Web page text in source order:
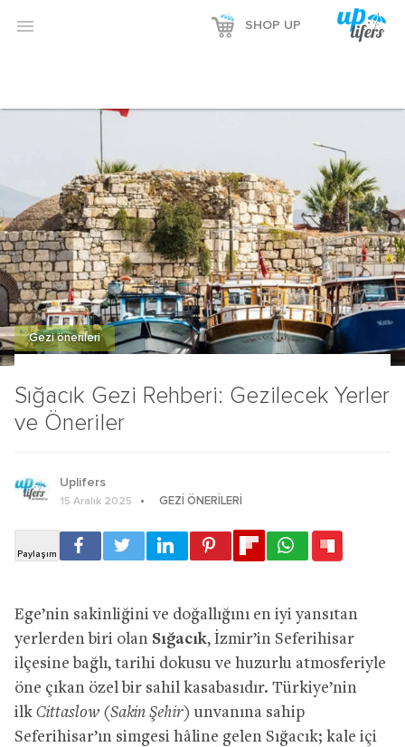
Reklamı Göster
Reklamı Gizle
 SHOP UP
Sığacık Gezi Rehberi: Gezilecek Yerler
ve Öneriler
Gezi önerileri
Uplifers
15 Aralık 2025 GEZI ÖNERILERI
Ege’nin sakinliğini ve doğallığını en iyi yansıtan
yerlerden biri olan Sığacık, İzmir’in Seferihisar
ilçesine bağlı, tarihi dokusu ve huzurlu atmosferiyle
öne çıkan özel bir sahil kasabasıdır. Türkiye’nin
ilk Cittaslow (Sakin Şehir) unvanına sahip
Seferihisar’ın simgesi hâline gelen Sığacık; kale içi